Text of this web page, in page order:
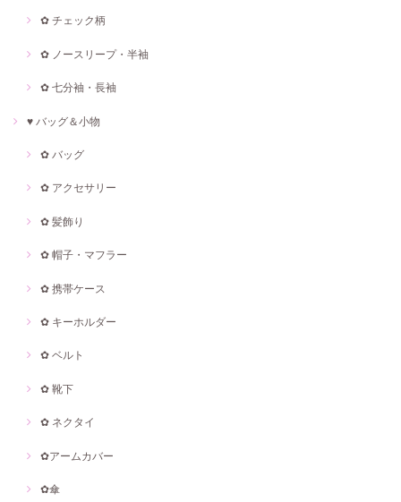
✿ チェック柄
✿ ノースリープ・半袖
✿ 七分袖・長袖
♥ バッグ＆小物
✿ バッグ
✿ アクセサリー
✿ 髪飾り
✿ 帽子・マフラー
✿ 携帯ケース
✿ キーホルダー
✿ ベルト
✿ 靴下
✿ ネクタイ
✿アームカバー
✿傘